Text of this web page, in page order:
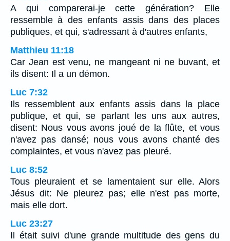
A qui comparerai-je cette génération? Elle
ressemble à des enfants assis dans des places
publiques, et qui, s'adressant à d'autres enfants,
Matthieu 11:18
Car Jean est venu, ne mangeant ni ne buvant, et
ils disent: Il a un démon.
Luc 7:32
Ils ressemblent aux enfants assis dans la place
publique, et qui, se parlant les uns aux autres,
disent: Nous vous avons joué de la flûte, et vous
n'avez pas dansé; nous vous avons chanté des
complaintes, et vous n'avez pas pleuré.
Luc 8:52
Tous pleuraient et se lamentaient sur elle. Alors
Jésus dit: Ne pleurez pas; elle n'est pas morte,
mais elle dort.
Luc 23:27
Il était suivi d'une grande multitude des gens du